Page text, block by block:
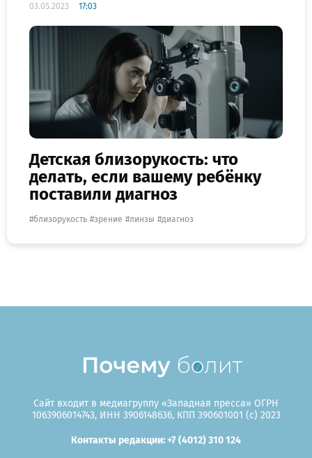
03.05.2023 17:03
Детская близорукость: что
делать, если вашему ребёнку
поставили диагноз
близорукость зрение линзы диагноз
Сайт входит в медиагруппу «Западная пресса» ОГРН
1063906014743, ИНН 3906148636, КПП 390601001 (c) 2023
Контакты редакции: +7 (4012) 310 124